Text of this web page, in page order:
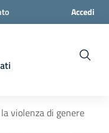
Accedi
violenza di genere